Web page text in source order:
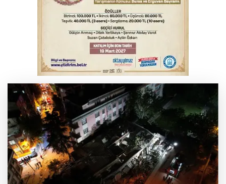
Bursa’da bugün hava nasıl olacak?
Bursa'da kontrolden çıkan araç orta
refüje çıktı